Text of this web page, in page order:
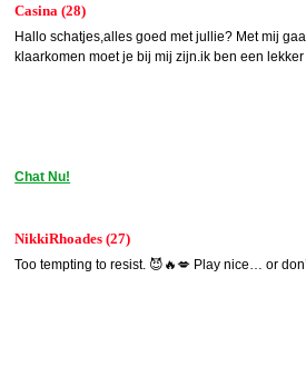
Casina (28)
Hallo schatjes,alles goed met jullie? Met mij
klaarkomen moet je bij mij zijn.ik ben een lekker
Chat Nu!
NikkiRhoades (27)
Too tempting to resist. 😈🔥💋 Play nice… or